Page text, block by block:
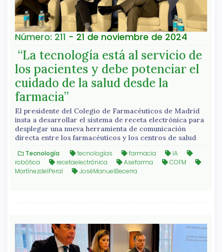
Número: 211 - 21 de noviembre de 2024
“La tecnología está al servicio de
los pacientes y debe potenciar el
cuidado de la salud desde la
farmacia”
El presidente del Colegio de Farmacéuticos de Madrid
insta a desarrollar el sistema de receta electrónica para
desplegar una nueva herramienta de comunicación
directa entre los farmacéuticos y los centros de salud
Tecnología tecnologías farmacia
IA
robótica
recetaelectrónica Asefarma
COFM
MartínezdelPeral
JoséManuelBecerra